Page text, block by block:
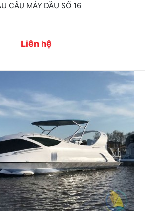
CÂU MÁY DẦU SỐ 16
Liên hệ